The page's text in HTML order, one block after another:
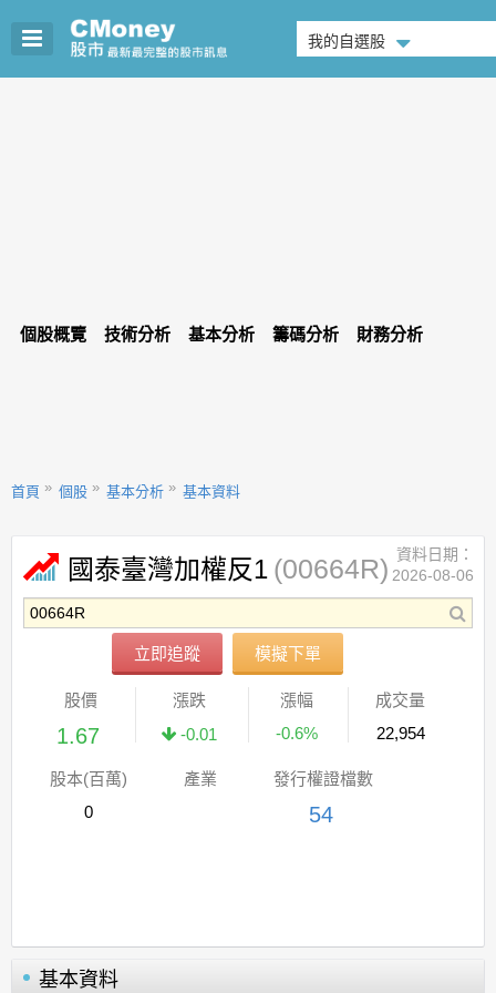
我的自選股
個股概覽 技術分析 基本分析 籌碼分析 財務分析
首頁 個股 基本分析 基本資料
國泰臺灣加權反1 (00664R)
立即追蹤 模擬下單
資料日期：
2026-08-06
股價
1.67
漲跌
-0.01
漲幅
-0.6%
成交量
22,954
股本(百萬)
0
產業 發行權證檔數
54
基本資料